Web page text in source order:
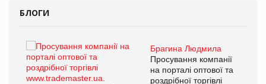
БЛОГИ
Брагина Людмила
Просування компанії
на порталі оптової та
роздрібної торгівлі